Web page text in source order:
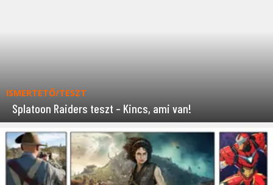
ISMERTETŐ/TESZT
Splatoon Raiders teszt – Kincs, ami van!